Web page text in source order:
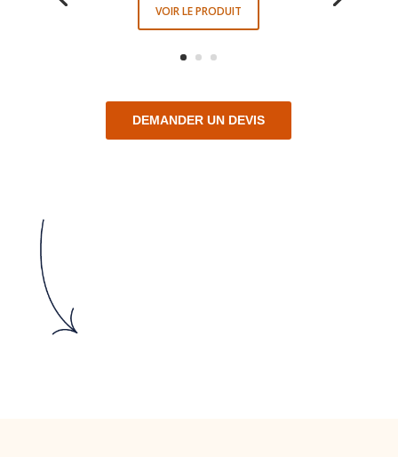
VOIR LE PRODUIT
DEMANDER UN DEVIS